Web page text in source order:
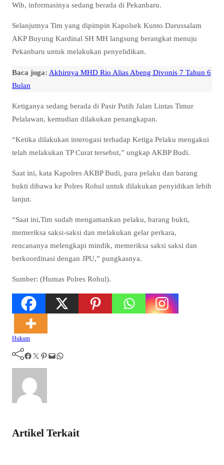
Wib, informasinya sedang berada di Pekanbaru.
Selanjutnya Tim yang dipimpin Kapolsek Kunto Darussalam
AKP Buyung Kardinal SH MH langsung berangkat menuju
Pekanbaru untuk melakukan penyelidikan.
Baca juga: Akhirnya MHD Rio Alias Abeng Divonis 7 Tahun 6
Bulan
Ketiganya sedang berada di Pasir Putih Jalan Lintas Timur
Pelalawan, kemudian dilakukan penangkapan.
“Ketika dilakukan interogasi terhadap Ketiga Pelaku mengakui
telah melakukan TP Curat tersebut,” ungkap AKBP Budi.
Saat ini, kata Kapolres AKBP Budi, para pelaku dan barang
bukti dibawa ke Polres Rohul untuk dilakukan penyidikan lebih
lanjut.
“Saat ini,Tim sudah mengamankan pelaku, barang bukti,
memeriksa saksi-saksi dan melakukan gelar perkara,
rencananya melengkapi mindik, memeriksa saksi saksi dan
berkoordinasi dengan JPU,” pungkasnya.
Sumber: (Humas Polres Rohul).
Hukum
Facebook Twitter Pinterest Mail WhatsApp
Artikel Terkait